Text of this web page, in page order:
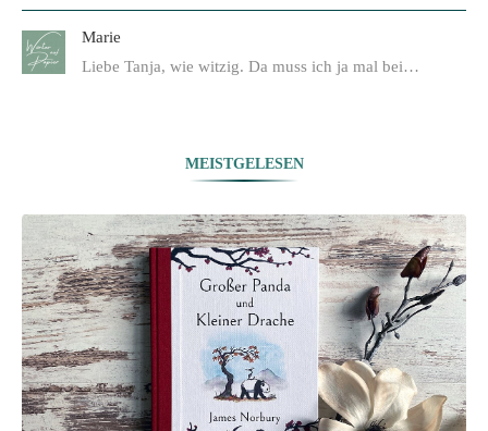
Marie
Liebe Tanja, wie witzig. Da muss ich ja mal bei…
MEISTGELESEN